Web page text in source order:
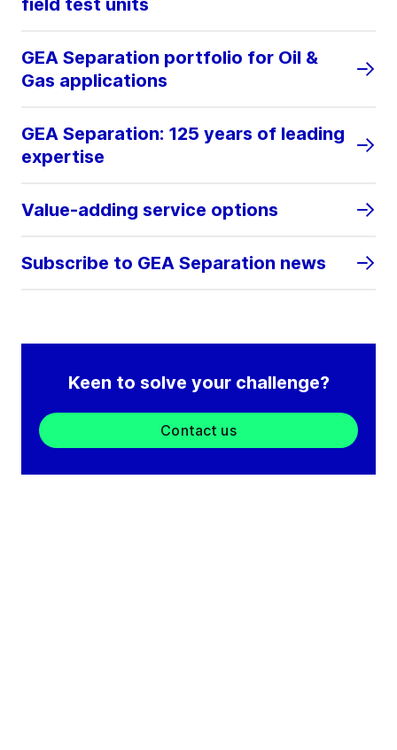
field test units
GEA Separation portfolio for Oil &
Gas applications
GEA Separation: 125 years of leading
expertise
Value-adding service options
Subscribe to GEA Separation news
Keen to solve your challenge?
Contact us